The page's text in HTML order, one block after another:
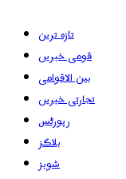
تازہ ترین
قومی خبریں
بین الاقوامی
تجارتی خبریں
رپورٹس
بلاگز
شوبز